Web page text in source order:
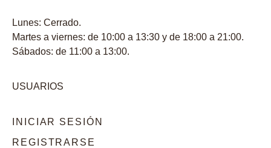
Lunes: Cerrado.
Martes a viernes: de 10:00 a 13:30 y de 18:00 a 21:00.
Sábados: de 11:00 a 13:00.
USUARIOS
INICIAR SESIÓN
REGISTRARSE